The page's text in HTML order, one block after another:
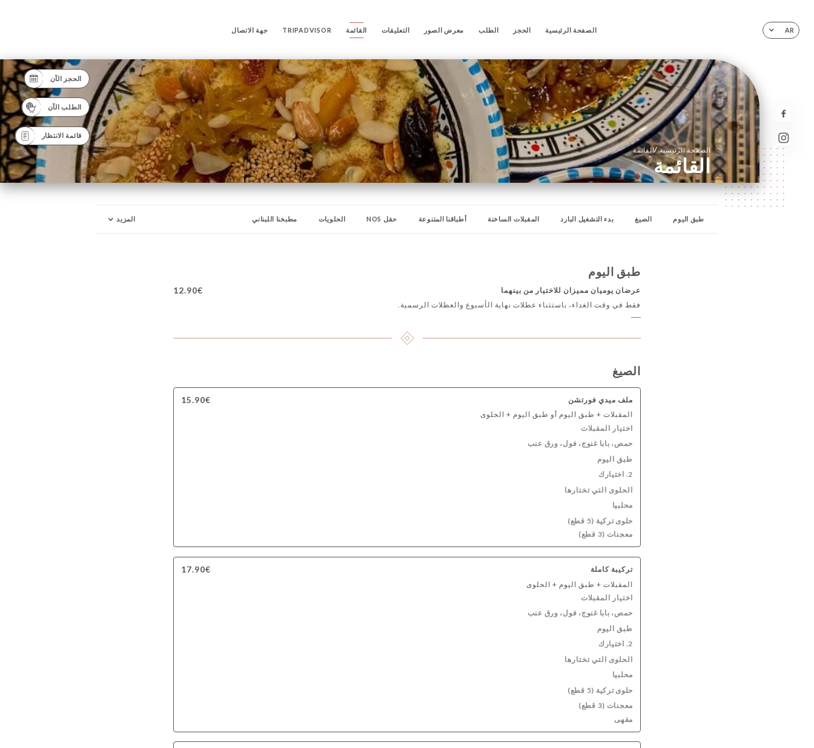
AR الصفحة الرئيسية الحجز الطلب معرض الصور التعليقات القائمة TRIPADVISOR جهة الاتصال
الحجز الآن
الطلب الآن
قائمة الانتظار
الصفحة الرئيسية/القائمة
القائمة
طبق اليوم الصيغ بدء التشغيل البارد المقبلات الساخنة أطباقنا المتنوعة حقل NOS الحلويات مطبخنا اللبناني
رأينا بعضنا البعض في كاراف
المزيد
طبق اليوم
عرضان يوميان مميزان للاختيار من بينهما 12.90€
فقط في وقت الغداء، باستثناء عطلات نهاية الأسبوع والعطلات الرسمية.
الصيغ
ملف ميدي فورتشن 15.90€
المقبلات + طبق اليوم أو طبق اليوم + الحلوى
اختيار المقبلات
حمص، بابا غنوج، فول، ورق عنب
طبق اليوم
2. اختيارك
الحلوى التي تختارها
محلبيا
حلوى تركية (5 قطع)
معجنات (3 قطع)
تركيبة كاملة 17.90€
المقبلات + طبق اليوم + الحلوى
اختيار المقبلات
حمص، بابا غنوج، فول، ورق عنب
طبق اليوم
2. اختيارك
الحلوى التي تختارها
محلبيا
حلوى تركية (5 قطع)
معجنات (3 قطع)
مقهى